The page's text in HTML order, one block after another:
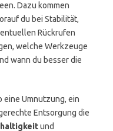
Dazu kommen
du bei Stabilität,
Rückrufen
welche Werkzeuge
wann du besser die
eine Umnutzung, ein
Entsorgung die
und